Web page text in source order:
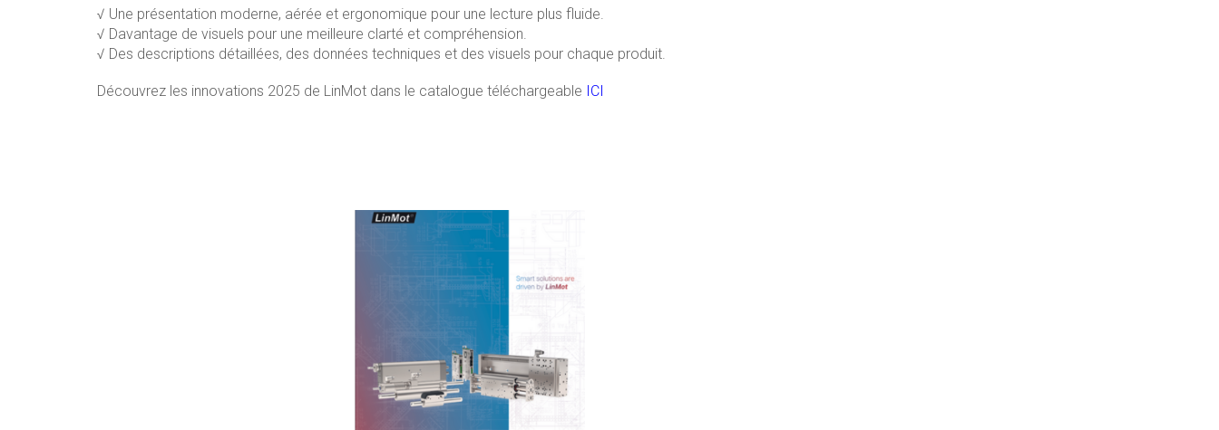
√ Une présentation moderne, aérée et ergonomique pour une lecture plus fluide.
√ Davantage de visuels pour une meilleure clarté et compréhension.
√ Des descriptions détaillées, des données techniques et des visuels pour chaque produit.
Découvrez les innovations 2025 de LinMot dans le catalogue téléchargeable ICI